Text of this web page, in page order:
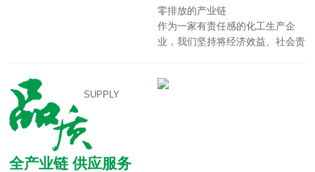
零排放的产业链
作为一家有责任感的化工生产企
业，我们坚持将经济效益、社会责
SUPPLY
全产业链 供应服务